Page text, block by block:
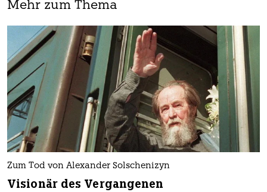
Mehr zum Thema
Zum Tod von Alexander Solschenizyn
Visionär des Vergangenen